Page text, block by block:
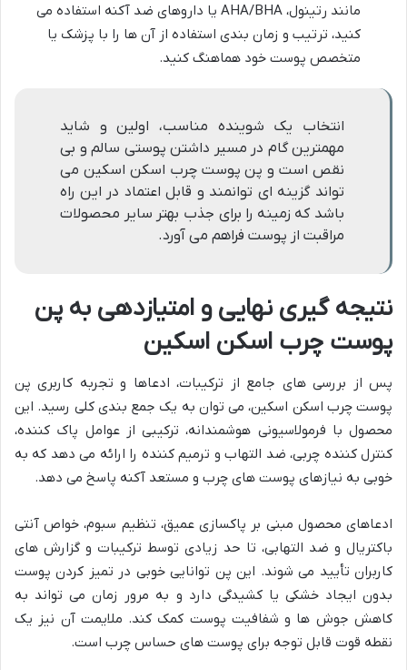
مانند رتینول، AHA/BHA یا داروهای ضد آکنه استفاده می
کنید، ترتیب و زمان بندی استفاده از آن ها را با پزشک یا
متخصص پوست خود هماهنگ کنید.
انتخاب یک شوینده مناسب، اولین و شاید
مهمترین گام در مسیر داشتن پوستی سالم و بی
نقص است و پن پوست چرب اسکن اسکین می
تواند گزینه ای توانمند و قابل اعتماد در این راه
باشد که زمینه را برای جذب بهتر سایر محصولات
مراقبت از پوست فراهم می آورد.
نتیجه گیری نهایی و امتیازدهی به پن
پوست چرب اسکن اسکین
پس از بررسی های جامع از ترکیبات، ادعاها و تجربه کاربری پن
پوست چرب اسکن اسکین، می توان به یک جمع بندی کلی رسید. این
محصول با فرمولاسیونی هوشمندانه، ترکیبی از عوامل پاک کننده،
کنترل کننده چربی، ضد التهاب و ترمیم کننده را ارائه می دهد که به
خوبی به نیازهای پوست های چرب و مستعد آکنه پاسخ می دهد.
ادعاهای محصول مبنی بر پاکسازی عمیق، تنظیم سبوم، خواص آنتی
باکتریال و ضد التهابی، تا حد زیادی توسط ترکیبات و گزارش های
کاربران تأیید می شوند. این پن توانایی خوبی در تمیز کردن پوست
بدون ایجاد خشکی یا کشیدگی دارد و به مرور زمان می تواند به
کاهش جوش ها و شفافیت پوست کمک کند. ملایمت آن نیز یک
نقطه قوت قابل توجه برای پوست های حساس چرب است.